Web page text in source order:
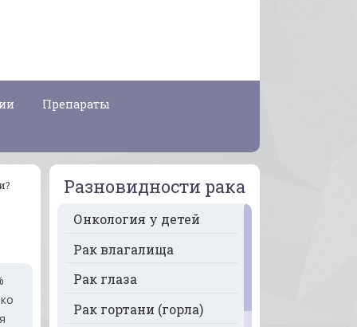
Препараты
Разновидности рака
Онкология у детей
Рак влагалища
Рак глаза
Рак гортани (горла)